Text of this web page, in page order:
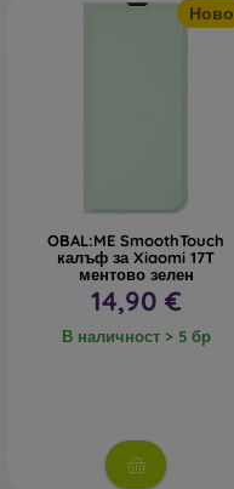
Ново
OBAL:ME SmoothTouch
калъф за Xiaomi 17T
ментово зелен
14,90 €
В наличност > 5 бр